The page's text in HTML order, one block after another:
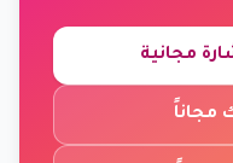
مجانية
مجاناً